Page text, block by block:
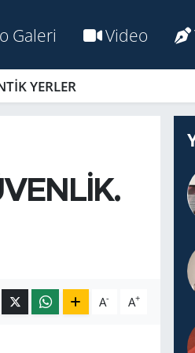
Galeri Video
YERLER
A- A+